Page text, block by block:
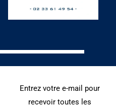
Entrez votre e-mail pour
recevoir toutes les